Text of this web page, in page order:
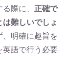
際に、 正確で
難しいでしょ
明確に趣旨を
英語で行う必要